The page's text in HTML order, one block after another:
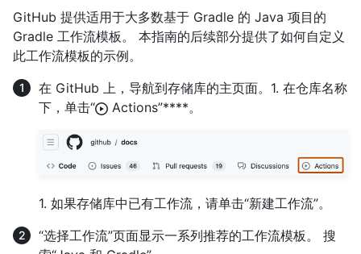
GitHub 提供适用于大多数基于 Gradle 的 Java 项目的
Gradle 工作流模板。 本指南的后续部分提供了如何自定义
此工作流模板的示例。
在 GitHub 上，导航到存储库的主页面。1. 在仓库名称
下，单击“
Actions”****。
1. 如果存储库中已有工作流，请单击“新建工作流”。
“选择工作流”页面显示一系列推荐的工作流模板。 搜